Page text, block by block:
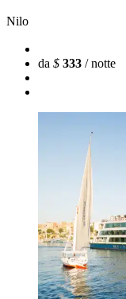
Nilo
da $ 333 / notte